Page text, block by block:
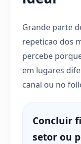
Grande parte
repeticao dos
percebe
em lugares
canal ou no
Concluir
setor ou